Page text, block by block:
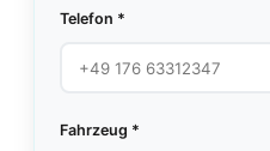
Telefon *
Fahrzeug *